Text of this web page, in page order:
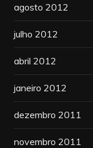
agosto 2012
julho 2012
abril 2012
janeiro 2012
dezembro 2011
novembro 2011